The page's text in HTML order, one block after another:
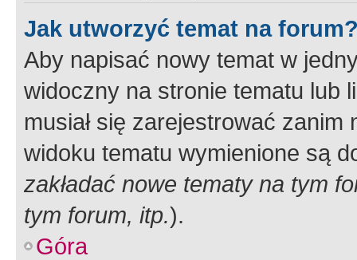
Jak utworzyć temat na
Aby napisać nowy temat w
widoczny na stronie tematu lub
musiał się zarejestrować
widoku tematu wymienione są
zakładać nowe tematy na tym
tym forum, itp.).
Góra